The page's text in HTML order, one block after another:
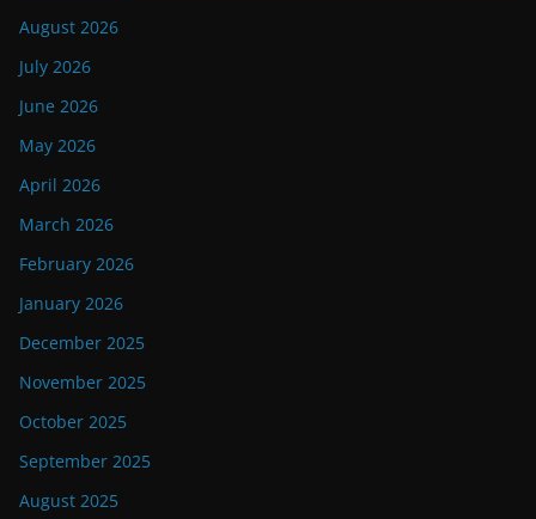
August 2026
July 2026
June 2026
May 2026
April 2026
March 2026
February 2026
January 2026
December 2025
November 2025
October 2025
September 2025
August 2025